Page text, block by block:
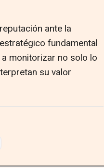
ante la
fundamental
monitorizar no solo lo
su valor